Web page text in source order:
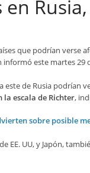
en
que podrían verse
informó este martes
este de Rusia podrían
escala de Richter,
sobre posible
EE. UU, y Japón,